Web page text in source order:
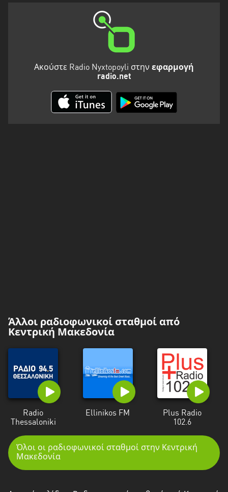
Ακούστε Radio Nyxtopoyli στην εφαρμογή
radio.net
Άλλοι ραδιοφωνικοί σταθμοί από
Κεντρική Μακεδονία
Radio
Thessaloniki
Ellinikos FM
Plus Radio
102.6
Όλοι οι ραδιοφωνικοί σταθμοί στην Κεντρική
Μακεδονία